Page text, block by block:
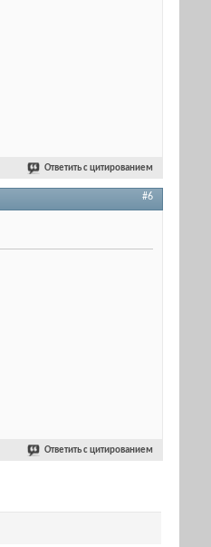
Ответить с цитированием
#6
Ответить с цитированием